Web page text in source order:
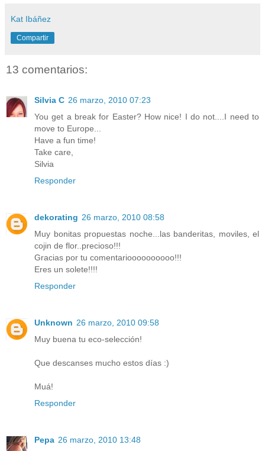
Kat Ibáñez
Compartir
13 comentarios:
Silvia C 26 marzo, 2010 07:23
You get a break for Easter? How nice! I do not....I need to
move to Europe...
Have a fun time!
Take care,
Silvia
Responder
dekorating 26 marzo, 2010 08:58
Muy bonitas propuestas noche...las banderitas, moviles, el
cojin de flor..precioso!!!
Gracias por tu comentarioooooooooo!!!
Eres un solete!!!!
Responder
Unknown 26 marzo, 2010 09:58
Muy buena tu eco-selección!
Que descanses mucho estos días :)
Muá!
Responder
Pepa 26 marzo, 2010 13:48